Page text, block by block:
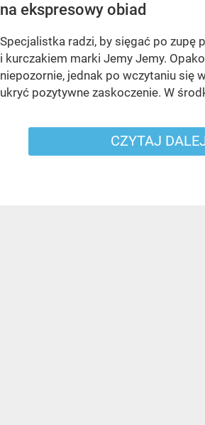
na ekspresowy obiad
Specjalistka radzi, by sięgać po zupę
i kurczakiem marki Jemy Jemy.
niepozornie, jednak po wczytaniu się
ukryć pozytywne zaskoczenie. W
CZYTAJ